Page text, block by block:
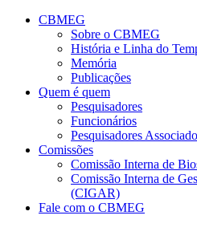
Conteúdo principal
CBMEG
Sobre o CBMEG
História e Linha do
Memória
Publicações
Quem é quem
Pesquisadores
Funcionários
Pesquisadores
Comissões
Comissão Interna de
Comissão Interna de
(CIGAR)
Fale com o CBMEG